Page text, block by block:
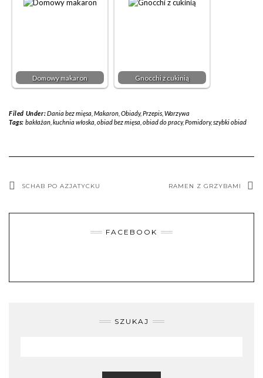
Domowy makaron Gnocchi z cukinią
Filed Under:Dania bez mięsa Makaron, Obiady,Przepis, Warzywa
Tags: bakłażan, kuchnia włoska obiad bez mięsa obiad do pracy,Pomidory,szybki obiad
SCHAB PO AZJATYCKU RAMEN Z GRZYBAMI
FACEBOOK
SZUKAJ